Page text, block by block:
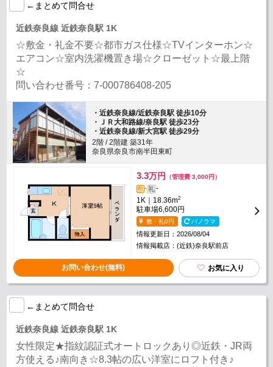
←まとめて問合せ
近鉄奈良線 近鉄奈良駅 1K
☆敷金・礼金不要☆都市ガス仕様☆TVインターホン☆
エアコン☆室内洗濯機置き場☆クローゼット☆最上階
☆
問い合わせ番号：7-000786408-205
・近鉄奈良線/近鉄奈良駅 徒歩10分
・ＪＲ大和路線/奈良駅 徒歩23分
・近鉄奈良線/新大宮駅 徒歩29分
2階 / 2階建 築31年
奈良県奈良市南半田東町
3.3万円 （管理費 3,000円）
敷-礼-
1K｜18.36m2
駐車場6,600円
敷・礼0円 パノラマ
情報更新日：2026/08/04
情報掲載店：(近鉄)奈良駅前店
お問い合わせ(無料) お気に入り
←まとめて問合せ
近鉄奈良線 近鉄奈良駅 1K
女性限定★指紋認証式オートロックあり◎近鉄・JR両
方使える♪南向き☆8.3帖の広い洋室にロフト付き♪